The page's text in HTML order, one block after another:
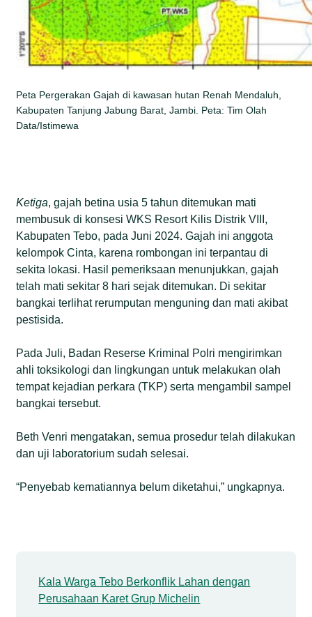
Peta Pergerakan Gajah di kawasan hutan Renah Mendaluh,
Kabupaten Tanjung Jabung Barat, Jambi. Peta: Tim Olah
Data/Istimewa
Ketiga, gajah betina usia 5 tahun ditemukan mati
membusuk di konsesi WKS Resort Kilis Distrik VIII,
Kabupaten Tebo, pada Juni 2024. Gajah ini anggota
kelompok Cinta, karena rombongan ini terpantau di
sekita lokasi. Hasil pemeriksaan menunjukkan, gajah
telah mati sekitar 8 hari sejak ditemukan. Di sekitar
bangkai terlihat rerumputan menguning dan mati akibat
pestisida.
Pada Juli, Badan Reserse Kriminal Polri mengirimkan
ahli toksikologi dan lingkungan untuk melakukan olah
tempat kejadian perkara (TKP) serta mengambil sampel
bangkai tersebut.
Beth Venri mengatakan, semua prosedur telah dilakukan
dan uji laboratorium sudah selesai.
“Penyebab kematiannya belum diketahui,” ungkapnya.
Kala Warga Tebo Berkonflik Lahan dengan
Perusahaan Karet Grup Michelin